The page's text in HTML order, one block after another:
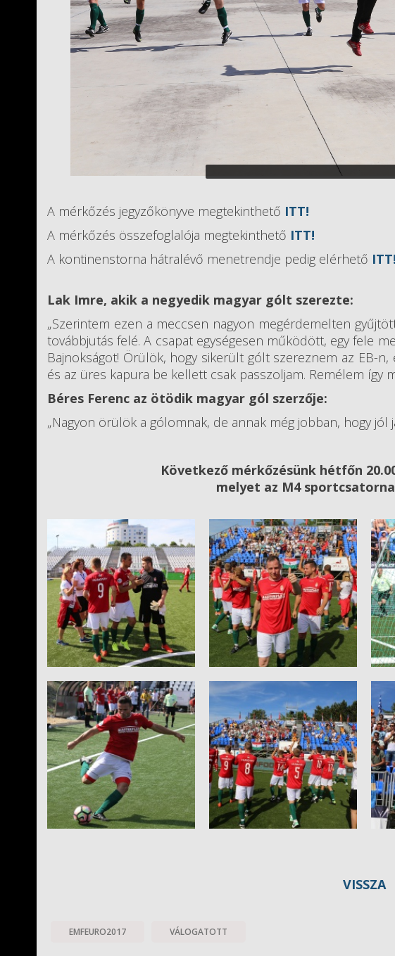
A mérkőzés jegyzőkönyve megtekinthető ITT!
A mérkőzés összefoglalója megtekinthető ITT!
A kontinenstorna hátralévő menetrendje pedig elérhető ITT!
Lak Imre, akik a negyedik magyar gólt szerezte:
„Szerintem ezen a meccsen nagyon megérdemelten
továbbjutás felé. A csapat egységesen működött, egy fele
Bajnokságot! Örülök, hogy sikerült gólt szereznem az EB-
és az üres kapura be kellett csak passzoljam. Remélem így
Béres Ferenc az ötödik magyar gól szerzője:
„Nagyon örülök a gólomnak, de annak még jobban, hogy jól
Következő mérkőzésünk hétfőn
​melyet az M4
VISSZA
EMFEURO2017 VÁLOGATOTT